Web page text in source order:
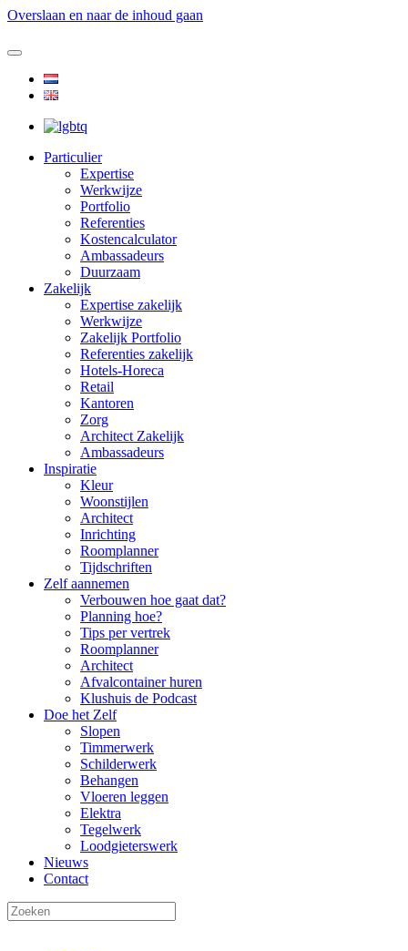
Overslaan en naar de inhoud gaan
Particulier
Expertise
Werkwijze
Portfolio
Referenties
Kostencalculator
Ambassadeurs
Duurzaam
Zakelijk
Expertise zakelijk
Werkwijze
Zakelijk Portfolio
Referenties zakelijk
Hotels-Horeca
Retail
Kantoren
Zorg
Architect Zakelijk
Ambassadeurs
Inspiratie
Kleur
Woonstijlen
Architect
Inrichting
Roomplanner
Tijdschriften
Zelf aannemen
Verbouwen hoe gaat dat?
Planning hoe?
Tips per vertrek
Roomplanner
Architect
Afvalcontainer huren
Klushuis de Podcast
Doe het Zelf
Slopen
Timmerwerk
Schilderwerk
Behangen
Vloeren leggen
Elektra
Tegelwerk
Loodgieterswerk
Nieuws
Contact